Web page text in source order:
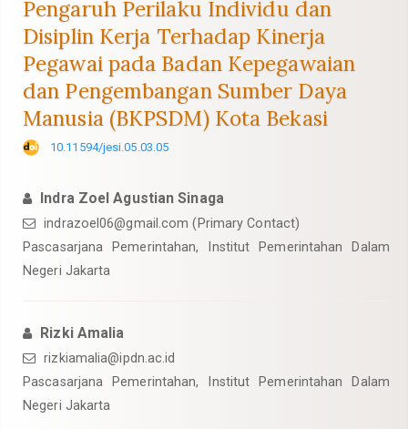
Sidebar
Pengaruh Perilaku Individu dan
Disiplin Kerja Terhadap Kinerja
Pegawai pada Badan Kepegawaian
dan Pengembangan Sumber Daya
Manusia (BKPSDM) Kota Bekasi
10.11594/jesi.05.03.05
Indra Zoel Agustian Sinaga
indrazoel06@gmail.com (Primary Contact)
Pascasarjana Pemerintahan, Institut Pemerintahan Dalam
Negeri Jakarta
Rizki Amalia
rizkiamalia@ipdn.ac.id
Pascasarjana Pemerintahan, Institut Pemerintahan Dalam
Negeri Jakarta